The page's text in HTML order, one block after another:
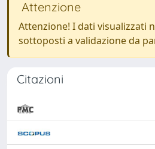
Attenzione
Attenzione! I dati visualizzati
sottoposti a validazione da
Citazioni